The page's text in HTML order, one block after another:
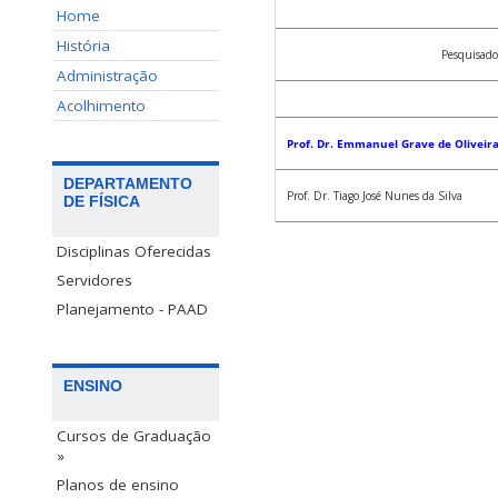
Home
História
Administração
Acolhimento
DEPARTAMENTO
DE FÍSICA
Disciplinas Oferecidas
Servidores
Planejamento - PAAD
ENSINO
Cursos de Graduação
»
Planos de ensino
Prof. Dr. Emmanuel Grave de Oliveira
Prof. Dr. Tiago José Nunes da Silva